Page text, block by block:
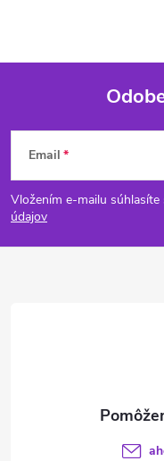
Z
á
p
Email
Vložením e-mailu súhlasíte
údajov